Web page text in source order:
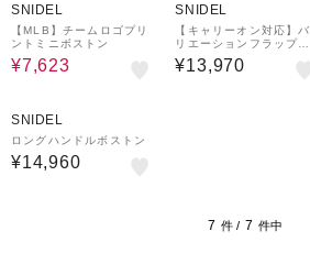
SNIDEL
【MLB】チームロゴプリ
ントミニボストン
¥7,623
SNIDEL
【キャリーオン対応】バ
リエーションフラップボ
ストンバッグ
¥13,970
SNIDEL
ロングハンドルボストン
¥14,960
7 件 / 7 件中